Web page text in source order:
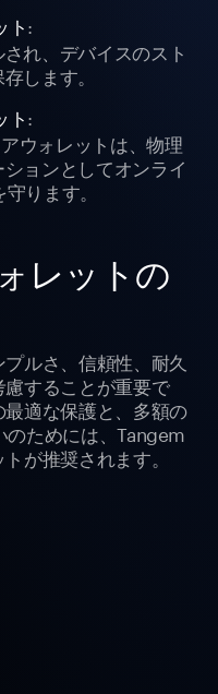
ト :
れ、デバイスのスト
します。
ト :
ウォレットは、物理
ョンとしてオンライ
ります。
レットの
ルさ、信頼性、耐久
することが重要で
適な保護と、多額の
ためには、Tangem
が推奨されます。